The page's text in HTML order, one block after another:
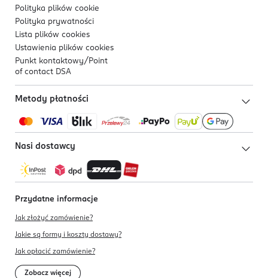
Polityka plików cookie
Polityka prywatności
Lista plików cookies
Ustawienia plików cookies
Punkt kontaktowy/ Point
of contact DSA
Metody płatności
Nasi dostawcy
Przydatne informacje
Jak złożyć zamówienie?
Jakie są formy i koszty dostawy?
Jak opłacić zamówienie?
Zobacz więcej